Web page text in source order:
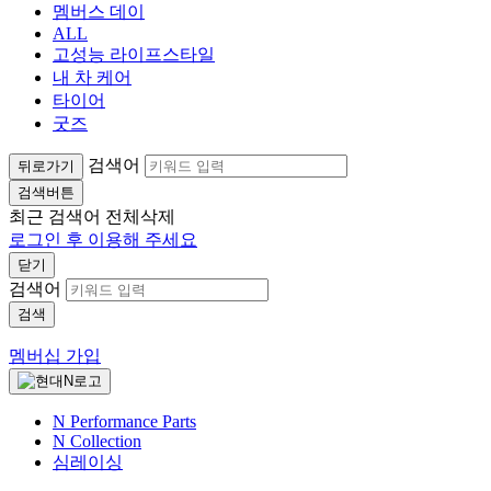
멤버스 데이
ALL
고성능 라이프스타일
내 차 케어
타이어
굿즈
뒤로가기 검색어
검색버튼
최근 검색어 전체삭제
로그인 후 이용해 주세요
닫기
검색어
검색
멤버십 가입
N Performance Parts
N Collection
심레이싱